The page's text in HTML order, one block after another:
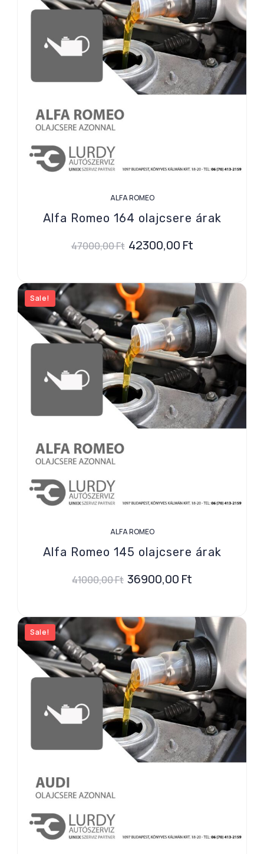
ALFA ROMEO
Alfa Romeo 164 olajcsere árak
47000,00Ft 42300,00 Ft
Sale!
ALFA ROMEO
Alfa Romeo 145 olajcsere árak
41000,00Ft 36900,00 Ft
Sale!